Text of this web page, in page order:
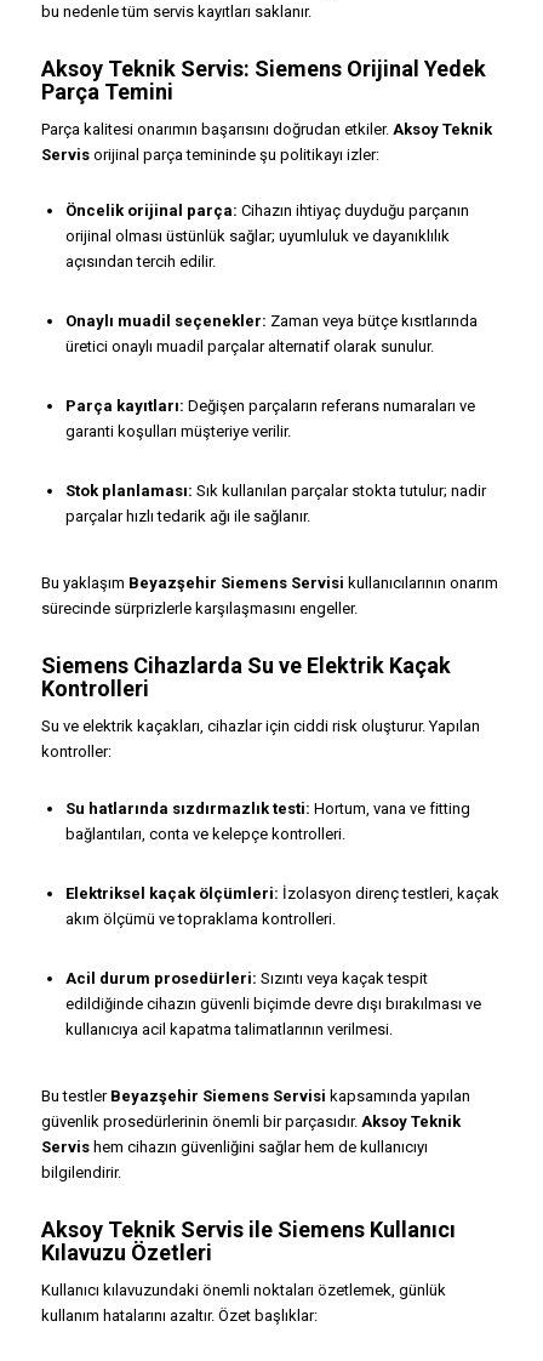
bu nedenle tüm servis kayıtları saklanır.
Aksoy Teknik Servis: Siemens Orijinal Yedek
Parça Temini
Parça kalitesi onarımın başarısını doğrudan etkiler. Aksoy Teknik
Servisorijinal parça temininde şu politikayı izler:
Öncelik orijinal parça: Cihazın ihtiyaç duyduğu parçanın
orijinal olması üstünlük sağlar; uyumluluk ve dayanıklılık
açısından tercih edilir.
Onaylı muadil seçenekler: Zaman veya bütçe kısıtlarında
üretici onaylı muadil parçalar alternatif olarak sunulur.
Parça kayıtları: Değişen parçaların referans numaraları ve
garanti koşulları müşteriye verilir.
Stok planlaması: Sık kullanılan parçalar stokta tutulur; nadir
parçalar hızlı tedarik ağı ile sağlanır.
Bu yaklaşım Beyazşehir Siemens Servisi kullanıcılarının onarım
sürecinde sürprizlerle karşılaşmasını engeller.
Siemens Cihazlarda Su ve Elektrik Kaçak
Kontrolleri
Su ve elektrik kaçakları, cihazlar için ciddi risk oluşturur. Yapılan
kontroller:
Su hatlarında sızdırmazlık testi: Hortum, vana ve fitting
bağlantıları, conta ve kelepçe kontrolleri.
Elektriksel kaçak ölçümleri: İzolasyon direnç testleri, kaçak
akım ölçümü ve topraklama kontrolleri.
Acil durum prosedürleri: Sızıntı veya kaçak tespit
edildiğinde cihazın güvenli biçimde devre dışı bırakılması ve
kullanıcıya acil kapatma talimatlarının verilmesi.
Bu testler Beyazşehir Siemens Servisi kapsamında yapılan
güvenlik prosedürlerinin önemli bir parçasıdır. Aksoy Teknik
Servishem cihazın güvenliğini sağlar hem de kullanıcıyı
bilgilendirir.
Aksoy Teknik Servis ile Siemens Kullanıcı
Kılavuzu Özetleri
Kullanıcı kılavuzundaki önemli noktaları özetlemek, günlük
kullanım hatalarını azaltır. Özet başlıklar: